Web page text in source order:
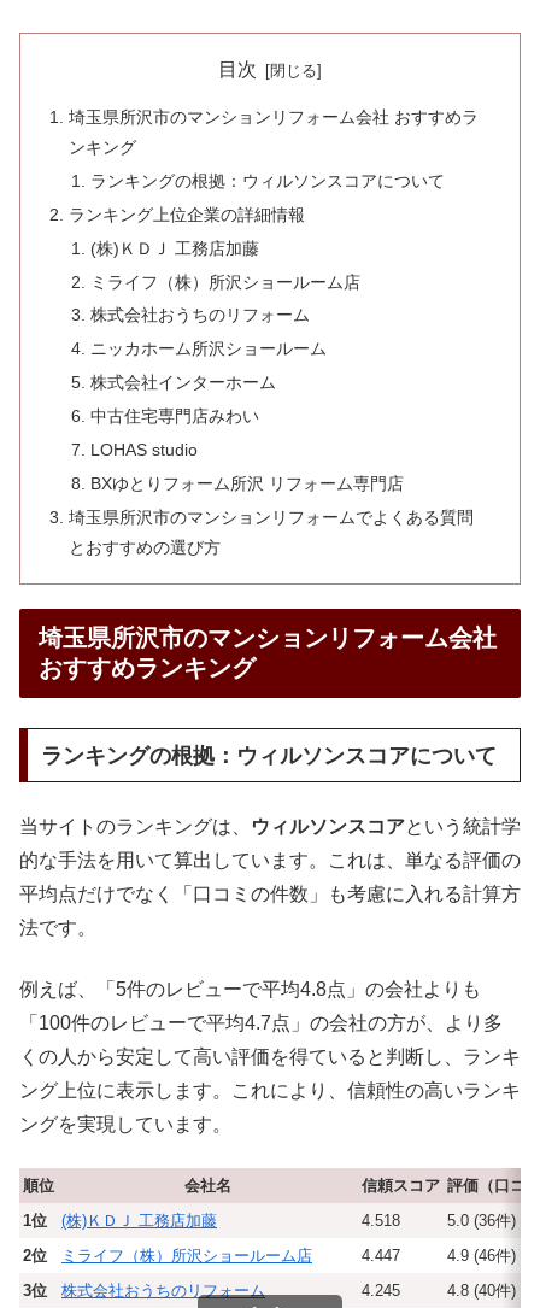
目次
埼玉県所沢市のマンションリフォーム会社 おすすめラ
ンキング
ランキングの根拠：ウィルソンスコアについて
ランキング上位企業の詳細情報
(株)ＫＤＪ 工務店加藤
ミライフ（株）所沢ショールーム店
株式会社おうちのリフォーム
ニッカホーム所沢ショールーム
株式会社インターホーム
中古住宅専門店みわい
LOHAS studio
BXゆとりフォーム所沢 リフォーム専門店
埼玉県所沢市のマンションリフォームでよくある質問
とおすすめの選び方
埼玉県所沢市のマンションリフォーム会社
おすすめランキング
ランキングの根拠：ウィルソンスコアについて
当サイトのランキングは、 ウィルソンスコアという統計学
的な手法を用いて算出しています。これは、単なる評価の
平均点だけでなく「口コミの件数」も考慮に入れる計算方
法です。
例えば、「5件のレビューで平均4.8点」の会社よりも
「100件のレビューで平均4.7点」の会社の方が、より多
くの人から安定して高い評価を得ていると判断し、ランキ
ング上位に表示します。これにより、信頼性の高いランキ
ングを実現しています。
順位 会社名 信頼スコア 評価（口コ
1位
(株)ＫＤＪ 工務店加藤 4.518
5.0 (36件)
2位
ミライフ（株）所沢ショールーム店 4.447
4.9 (46件)
3位
株式会社おうちのリフォーム 4.245
4.8 (40件)